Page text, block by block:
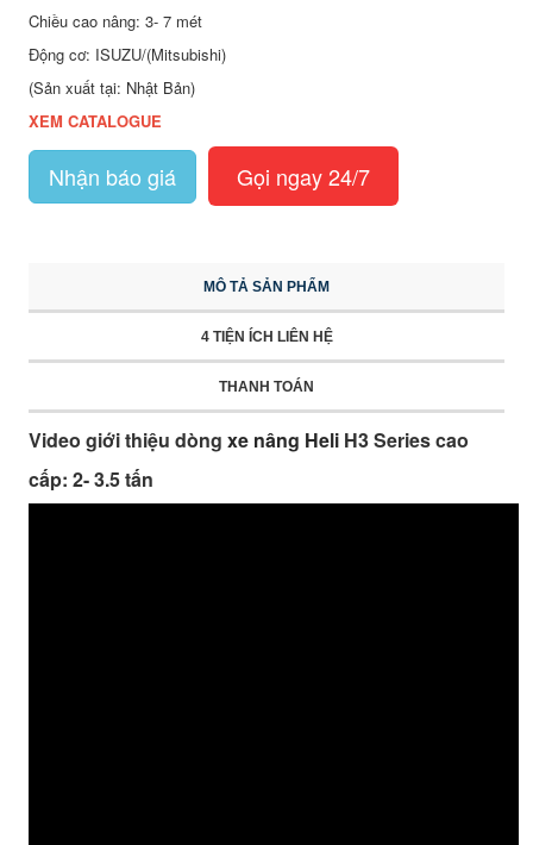
Chiều cao nâng: 3- 7 mét
Động cơ: ISUZU/(Mitsubishi)
(Sản xuất tại: Nhật Bản)
XEM CATALOGUE
Nhận báo giá Gọi ngay 24/7
MÔ TẢ SẢN PHẨM
4 TIỆN ÍCH LIÊN HỆ
THANH TOÁN
Video giới thiệu dòng xe nâng Heli H3 Series cao
cấp: 2- 3.5 tấn